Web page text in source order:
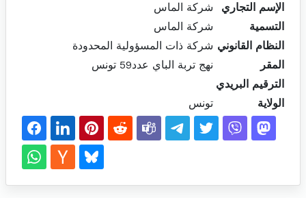
الإسم التجاري
شركة الماس
التسمية
شركة الماس
النظام القانوني شركة ذات المسؤولية المحدودة
المقر
نهج تربة الباي عدد59 تونس
الترقيم البريدي
الولاية
تونس